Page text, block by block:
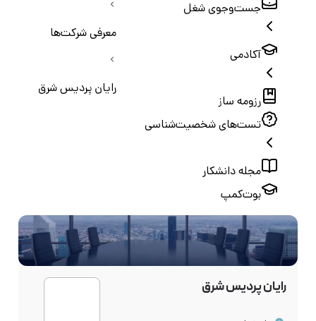
جست‌و‌جوی شغل
آکادمی
رزومه ساز
تست‌های شخصیت‌شناسی
مجله دانشکار
بوت‌کمپ
معرفی شرکت‌ها
رایان پردیس شرق
رایان پردیس شرق